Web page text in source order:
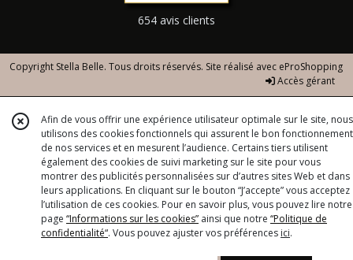
654 avis clients
Copyright Stella Belle. Tous droits réservés. Site réalisé avec eProShopping
Accès gérant
Afin de vous offrir une expérience utilisateur optimale sur le site, nous
utilisons des cookies fonctionnels qui assurent le bon fonctionnement
de nos services et en mesurent l’audience. Certains tiers utilisent
également des cookies de suivi marketing sur le site pour vous
montrer des publicités personnalisées sur d’autres sites Web et dans
leurs applications. En cliquant sur le bouton “J’accepte” vous acceptez
l’utilisation de ces cookies. Pour en savoir plus, vous pouvez lire notre
page “Informations sur les cookies” ainsi que notre “Politique de
confidentialité“. Vous pouvez ajuster vos préférences ici.